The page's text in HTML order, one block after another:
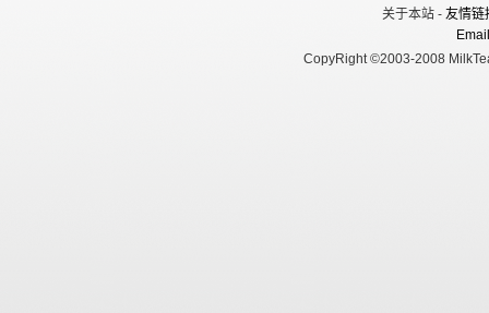
关于本站 - 友情链
CopyRight ©2003-2008